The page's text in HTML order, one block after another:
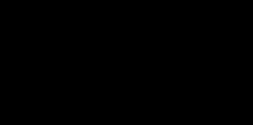
впечатляет, есть что выбрать.
качественная. Картина